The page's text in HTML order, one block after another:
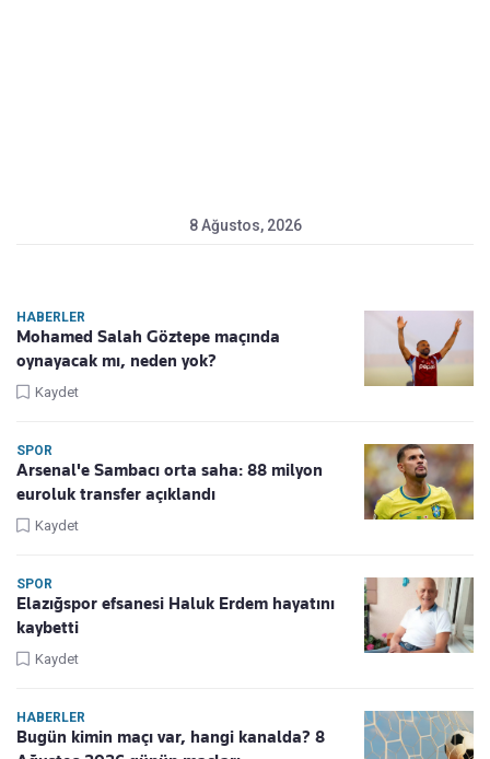
8 Ağustos, 2026
HABERLER
Mohamed Salah Göztepe maçında
oynayacak mı, neden yok?
Kaydet
SPOR
Arsenal'e Sambacı orta saha: 88 milyon
euroluk transfer açıklandı
Kaydet
SPOR
Elazığspor efsanesi Haluk Erdem hayatını
kaybetti
Kaydet
HABERLER
Bugün kimin maçı var, hangi kanalda? 8